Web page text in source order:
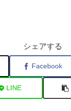
シェアする
Facebook
LINE